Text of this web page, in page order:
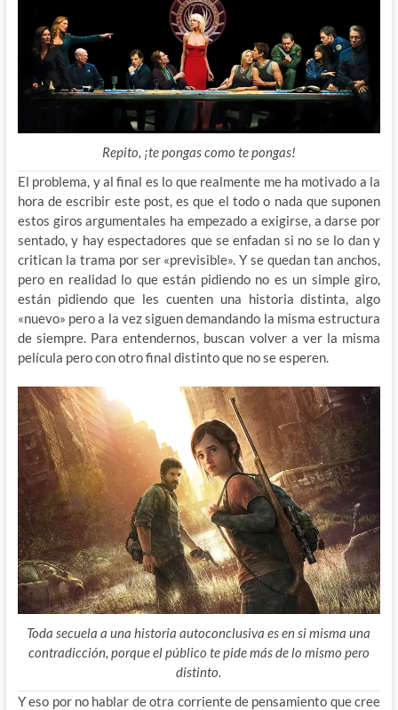
Repito, ¡te pongas como te pongas!
El problema, y al final es lo que realmente me ha motivado a la
hora de escribir este post, es que el todo o nada que suponen
estos giros argumentales ha empezado a exigirse, a darse por
sentado, y hay espectadores que se enfadan si no se lo dan y
critican la trama por ser «previsible». Y se quedan tan anchos,
pero en realidad lo que están pidiendo no es un simple giro,
están pidiendo que les cuenten una historia distinta, algo
«nuevo» pero a la vez siguen demandando la misma estructura
de siempre. Para entendernos, buscan volver a ver la misma
película pero con otro final distinto que no se esperen.
Toda secuela a una historia autoconclusiva es en si misma una
contradicción, porque el público te pide más de lo mismo pero
distinto.
Y eso por no hablar de otra corriente de pensamiento que cree